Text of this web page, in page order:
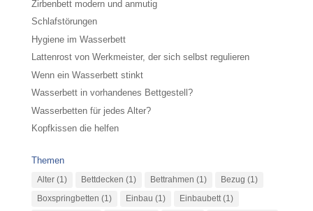
Zirbenbett modern und anmutig
Schlafstörungen
Hygiene im Wasserbett
Lattenrost von Werkmeister, der sich selbst regulieren
Wenn ein Wasserbett stinkt
Wasserbett in vorhandenes Bettgestell?
Wasserbetten für jedes Alter?
Kopfkissen die helfen
Themen
Alter(1) Bettdecken (1) Bettrahmen (1) Bezug (1)
Boxspringbetten (1) Einbau (1) Einbaubett(1)